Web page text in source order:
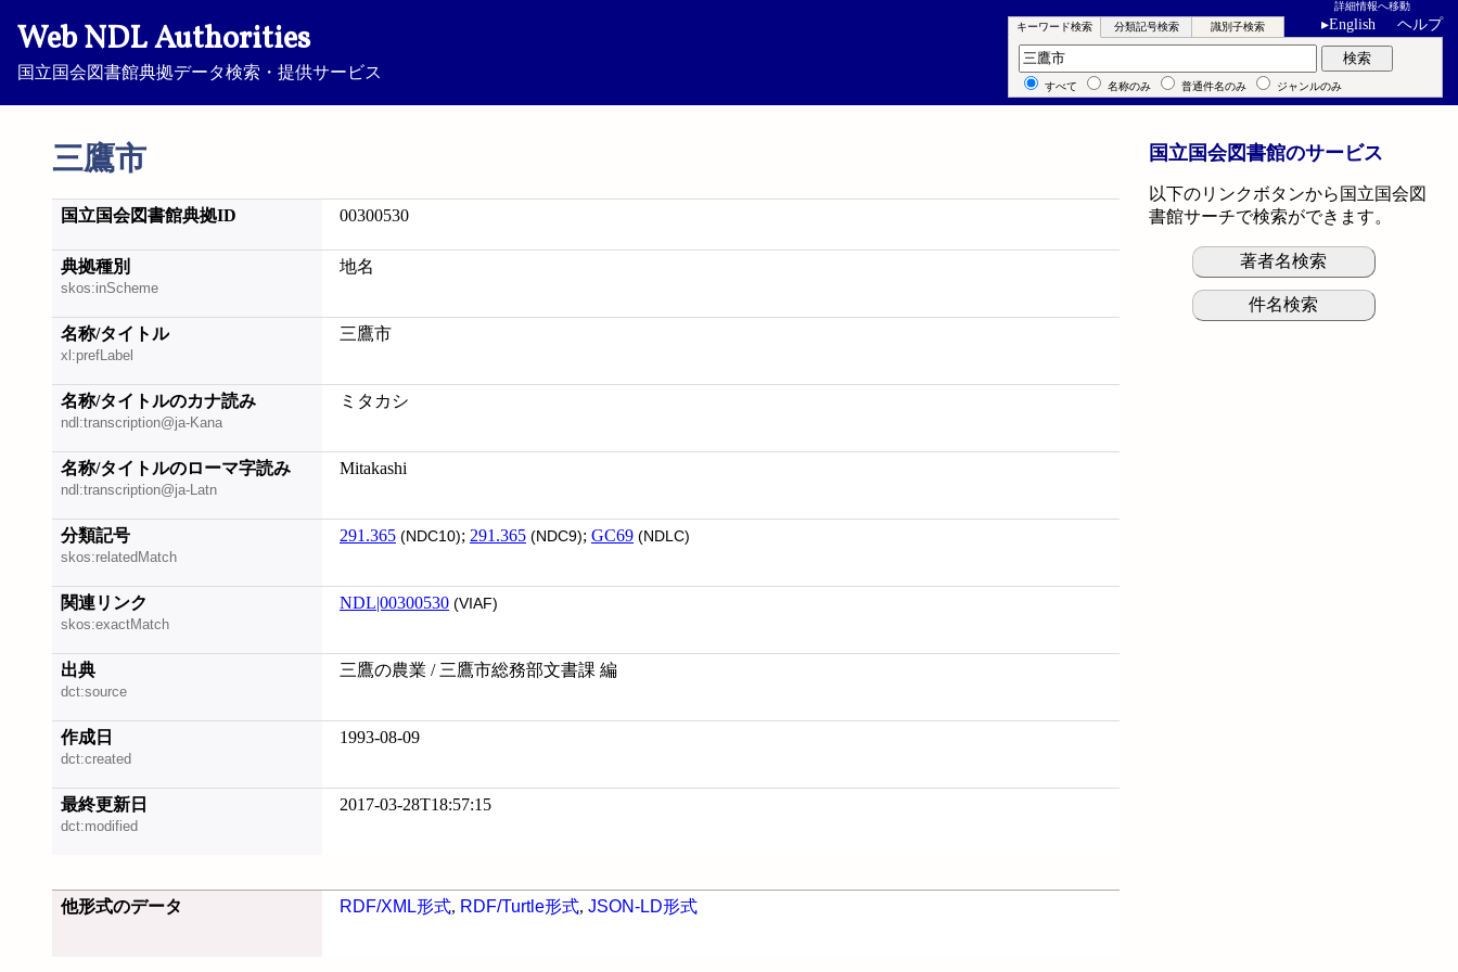
Web NDL Authorities
国立国会図書館典拠データ検索・提供サービス
詳細情報へ移動
▸English ヘルプ
三鷹市
キーワード検索 分類記号検索 識別子検索
キーワード検索 検索
すべて 名称のみ 普通件名のみ ジャンルのみ
国立国会図書館典拠ID 00300530
典拠種別
skos:inScheme
地名
名称/タイトル
xl:prefLabel
三鷹市
名称/タイトルのカナ読み
ndl:transcription@ja-Kana
ミタカシ
名称/タイトルのローマ字読み
ndl:transcription@ja-Latn
Mitakashi
分類記号
skos:relatedMatch
291.365 (NDC10); 291.365 (NDC9); GC69 (NDLC)
関連リンク
skos:exactMatch
NDL|00300530 (VIAF)
出典
dct:source
三鷹の農業 / 三鷹市総務部文書課 編
作成日
dct:created
1993-08-09
最終更新日
dct:modified
2017-03-28T18:57:15
他形式のデータ RDF/XML形式, RDF/Turtle形式, JSON-LD形式
国立国会図書館のサービス
以下のリンクボタンから国立国会図
書館サーチで検索ができます。
著者名検索
件名検索